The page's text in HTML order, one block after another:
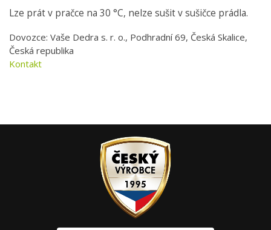
Lze prát v pračce na 30 °C, nelze sušit v sušičce prádla.
Dovozce: Vaše Dedra s. r. o., Podhradní 69, Česká Skalice,
Česká republika
Kontakt